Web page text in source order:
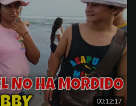
00:12:17